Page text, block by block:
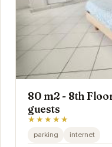
80 m2 - 8th
guests
★★★★★
parking internet